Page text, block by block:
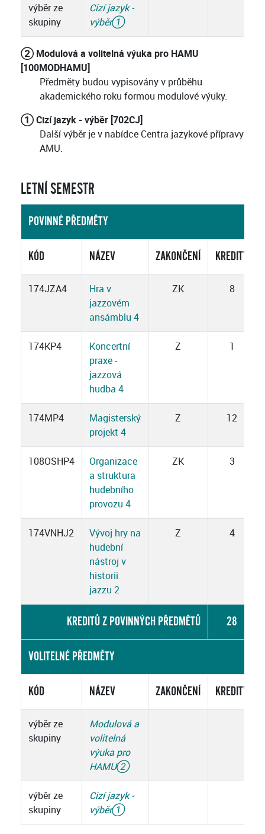
výběr ze
skupiny
Cizí jazyk -
výběr①
② Modulová a volitelná výuka pro HAMU
[100MODHAMU]
Předměty budou vypisovány v průběhu
akademického roku formou modulové výuky.
① Cizí jazyk - výběr [702CJ]
Další výběr je v nabídce Centra jazykové přípravy
AMU.
LETNÍ SEMESTR
POVINNÉ PŘEDMĚTY
KÓD NÁZEV ZAKONČENÍ KREDITY
174JZA4
Hra v
jazzovém
ansámblu 4
ZK 8
174KP4
Koncertní
praxe -
jazzová
hudba 4
Z 1
174MP4
Magisterský
projekt 4
Z 12
108OSHP4
Organizace
a struktura
hudebního
provozu 4
ZK 3
174VNHJ2
Vývoj hry na
hudební
nástroj v
historii
jazzu 2
Z 4
KREDITŮ Z POVINNÝCH PŘEDMĚTŮ 28
VOLITELNÉ PŘEDMĚTY
KÓD NÁZEV ZAKONČENÍ KREDITY
výběr ze
skupiny
Modulová a
volitelná
výuka pro
HAMU②
výběr ze
skupiny
Cizí jazyk -
výběr①